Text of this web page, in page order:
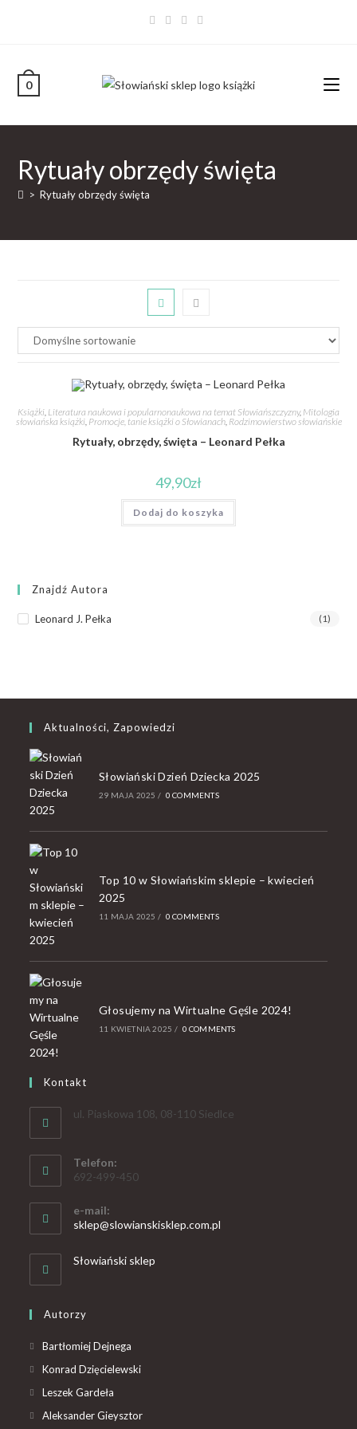
0
Rytuały obrzędy święta
> Rytuały obrzędy święta
Książki, Literatura naukowa i popularnonaukowa na temat Słowiańszczyzny, Mitologia
słowiańska książki, Promocje, tanie książki o Słowianach, Rodzimowierstwo słowiańskie
Rytuały, obrzędy, święta – Leonard Pełka
49,90zł
Dodaj do koszyka
Znajdź Autora
Leonard J. Pełka (1)
Aktualności, Zapowiedzi
Słowiański Dzień Dziecka 2025
29 MAJA 2025 / 0 COMMENTS
Top 10 w Słowiańskim sklepie – kwiecień
2025
11 MAJA 2025 / 0 COMMENTS
Głosujemy na Wirtualne Gęśle 2024!
11 KWIETNIA 2025 / 0 COMMENTS
Kontakt
ul. Piaskowa 108, 08-110 Siedlce
Telefon:
692-499-450
e-mail:
sklep@slowianskisklep.com.pl
Słowiański sklep
Autorzy
Bartłomiej Dejnega
Konrad Dzięcielewski
Leszek Gardeła
Aleksander Gieysztor